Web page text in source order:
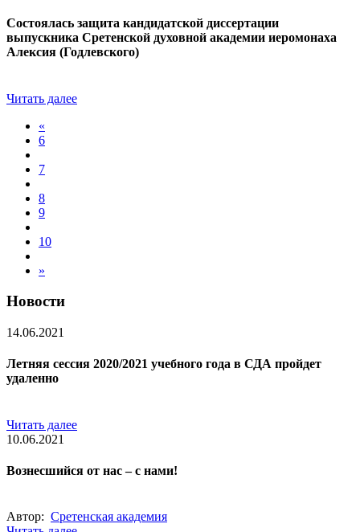
Состоялась защита кандидатской диссертации
выпускника Сретенской духовной академии иеромонаха
Алексия (Годлевского)
Читать далее
«
6
7
8
9
10
»
Новости
14.06.2021
Летняя сессия 2020/2021 учебного года в СДА пройдет
удаленно
Читать далее
10.06.2021
Вознесшийся от нас – с нами!
Автор: Сретенская академия